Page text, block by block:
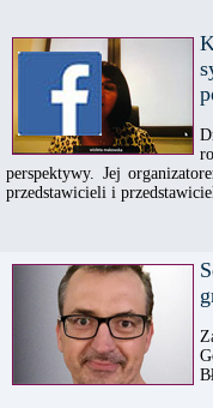
perspektywy. Jej
przedstawicieli i